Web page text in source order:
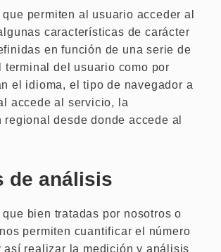
permiten al usuario acceder al
características de carácter
en función de una serie de
terminal del usuario como por
el idioma, el tipo de navegador a
accede al servicio, la
desde donde accede al
de análisis
bien tratadas por nosotros o
permiten cuantificar el número
así realizar la medición y análisis